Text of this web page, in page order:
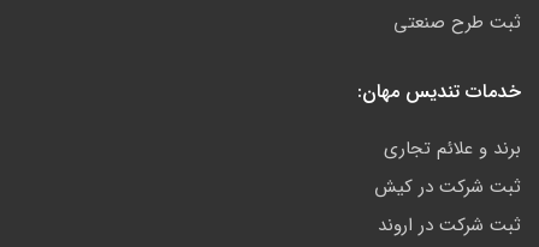
ثبت طرح صنعتی
خدمات تندیس مهان:
برند و علائم تجاری
ثبت شرکت در کیش
ثبت شرکت در اروند